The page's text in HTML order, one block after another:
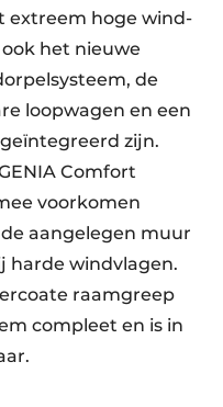
extreem hoge wind-
het nieuwe
de
loopwagen en een
zijn.
Comfort
voorkomen
aangelegen muur
harde windvlagen.
raamgreep
compleet en is in